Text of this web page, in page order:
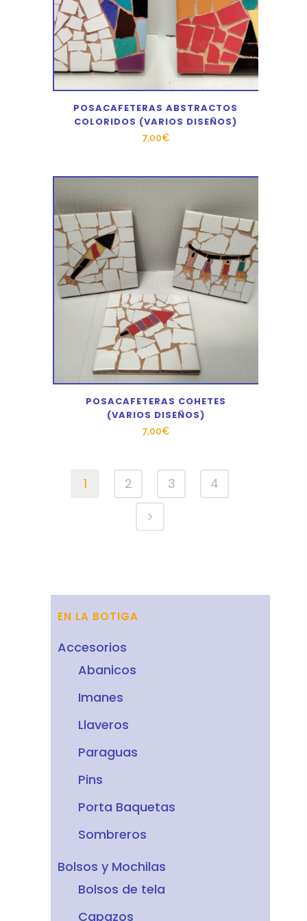
POSACAFETERAS ABSTRACTOS
COLORIDOS (VARIOS DISEÑOS)
7,00€
POSACAFETERAS COHETES
(VARIOS DISEÑOS)
7,00€
1 2 3 4
EN LA BOTIGA
Accesorios
Abanicos
Imanes
Llaveros
Paraguas
Pins
Porta Baquetas
Sombreros
Bolsos y Mochilas
Bolsos de tela
Capazos